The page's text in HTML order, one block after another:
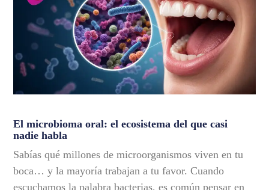
El microbioma oral: el ecosistema del que casi
nadie habla
Sabías qué millones de microorganismos viven en tu
boca… y la mayoría trabajan a tu favor. Cuando
escuchamos la palabra bacterias, es común pensar en